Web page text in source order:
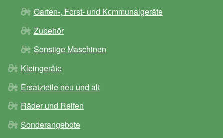
Garten-, Forst- und Kommunalgeräte
Zubehör
Sonstige Maschinen
Kleingeräte
Ersatzteile neu und alt
Räder und Reifen
Sonderangebote